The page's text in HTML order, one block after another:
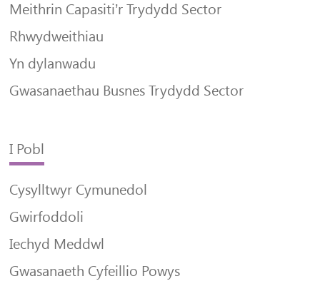
Meithrin Capasiti’r Trydydd Sector
Rhwydweithiau
Yn dylanwadu
Gwasanaethau Busnes Trydydd Sector
I Pobl
Cysylltwyr Cymunedol
Gwirfoddoli
Iechyd Meddwl
Gwasanaeth Cyfeillio Powys